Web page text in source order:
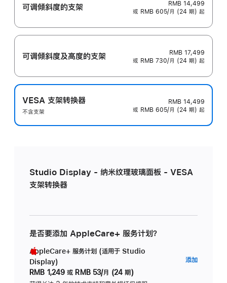
可调倾斜度的支架
RMB 14,499
或 RMB 605/月 (24 期) 起
可调倾斜度及高‍度的支‍架
RMB 17,499
或 RMB 730/月 (24 期) 起
VESA 支架转换器
不含支架
RMB 14,499
或 RMB 605/月 (24 期) 起
Studio Display - 纳米纹理玻璃面板 - VESA
支架转换器
是否要添加 AppleCare+ 服务计划？
AppleCare+ 服务计划 (适用于 Studio
Display)
RMB 1,249 或 RMB 53/月 (24 期)
添加